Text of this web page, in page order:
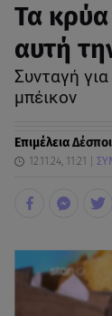
Τα κρύα
αυτή
Συνταγή
μπέικον
Επιμέλεια
12.11.24, 11:21